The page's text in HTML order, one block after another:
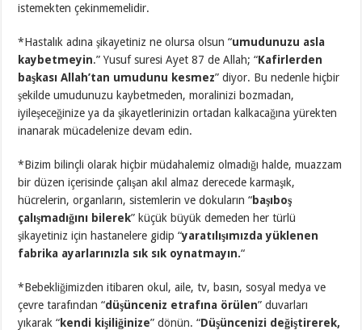
istemekten çekinmemelidir.
*Hastalık adına şikayetiniz ne olursa olsun “umudunuzu asla
kaybetmeyin.” Yusuf suresi Ayet 87 de Allah; “Kafirlerden
başkası Allah’tan umudunu kesmez” diyor. Bu nedenle hiçbir
şekilde umudunuzu kaybetmeden, moralinizi bozmadan,
iyileşeceğinize ya da şikayetlerinizin ortadan kalkacağına yürekten
inanarak mücadelenize devam edin.
*Bizim bilinçli olarak hiçbir müdahalemiz olmadığı halde, muazzam
bir düzen içerisinde çalışan akıl almaz derecede karmaşık,
hücrelerin, organların, sistemlerin ve dokuların “başıboş
çalışmadığını bilerek” küçük büyük demeden her türlü
şikayetiniz için hastanelere gidip “yaratılışımızda yüklenen
fabrika ayarlarınızla sık sık oynatmayın.“
*Bebekliğimizden itibaren okul, aile, tv, basın, sosyal medya ve
çevre tarafından “düşünceniz etrafına örülen” duvarları
yıkarak “kendi kişiliğinize” dönün. “Düşüncenizi değiştirerek,